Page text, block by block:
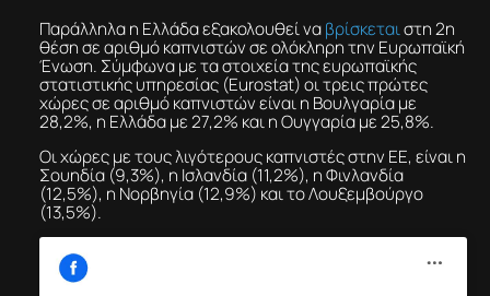
Παράλληλα η Ελλάδα εξακολουθεί ναβρίσκεταιστη 2η
θέση σε αριθμό καπνιστών σε ολόκληρη την Ευρωπαϊκή
Ένωση. Σύμφωνα με τα στοιχεία της ευρωπαϊκής
στατιστικής υπηρεσίας (Eurostat) οι τρεις πρώτες
χώρες σε αριθμό καπνιστών είναι η Βουλγαρία με
28,2%, η Ελλάδα με 27,2% και η Ουγγαρία με 25,8%.
Οι χώρες με τους λιγότερους καπνιστές στην ΕΕ, είναι η
Σουηδία (9,3%), η Ισλανδία (11,2%), η Φινλανδία
(12,5%), η Νορβηγία (12,9%) και το Λουξεμβούργο
(13,5%).